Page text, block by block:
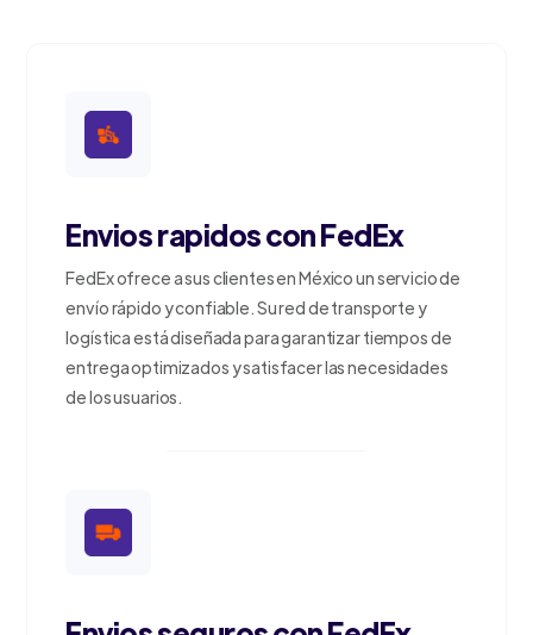
Envios rapidos con FedEx
FedEx ofrece a sus clientes en México un servicio de
envío rápido y confiable. Su red de transporte y
logística está diseñada para garantizar tiempos de
entrega optimizados y satisfacer las necesidades
de los usuarios.